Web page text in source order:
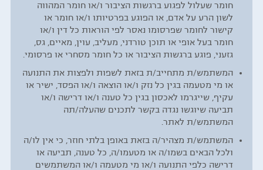
חומר שעלול לפגוע ברגשות הציבור ו/או חומר המהווה
לשון הרע על אדם, או הפוגע בפרטיותו ו/או חומר או
קישור לחומר שפרסומו נאסר לפי הוראות כל דין ו/או
חומר בעל אופי או תוכן טורדני, מעליב, עוין, מאיים, גס,
גזעני, פוגע ברגשות הציבור או כל חומר מסחרי או פרסומי.
המשתמש/ת מתחייב/ת בזאת לשפות ולפצות את התנועה
או מי מטעמה בגין כל נזק ו/או הוצאה ו/או הפסד, ישיר או
עקיף, שייגרמו לאכסון בגין כל טענה ו/או דרישה ו/או
תביעה שיוגשו נגדה בקשר לתכנים שהעלה/תה
המשתמש/ת לאתר.
המשתמש/ת מצהיר/ה בזאת באופן בלתי חוזר, כי אין לו/ה
ולכל הבאים בשמו/ה או מטעמו/ה, כל טענה, תביעה או
דרישה כלפי התנועה ו/או מי מטעמה ו/או המשתמשים